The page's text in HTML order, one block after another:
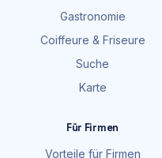
Gastronomie
Coiffeure & Friseure
Suche
Karte
Für Firmen
Vorteile für Firmen